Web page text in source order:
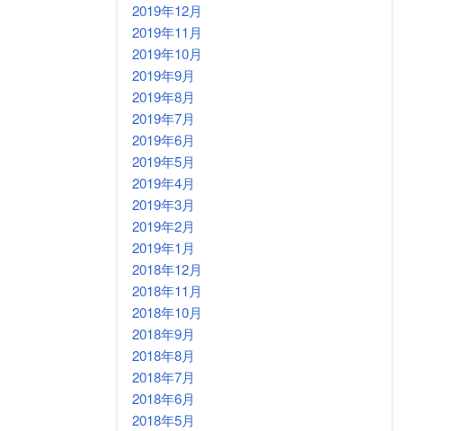
2019年12月
2019年11月
2019年10月
2019年9月
2019年8月
2019年7月
2019年6月
2019年5月
2019年4月
2019年3月
2019年2月
2019年1月
2018年12月
2018年11月
2018年10月
2018年9月
2018年8月
2018年7月
2018年6月
2018年5月